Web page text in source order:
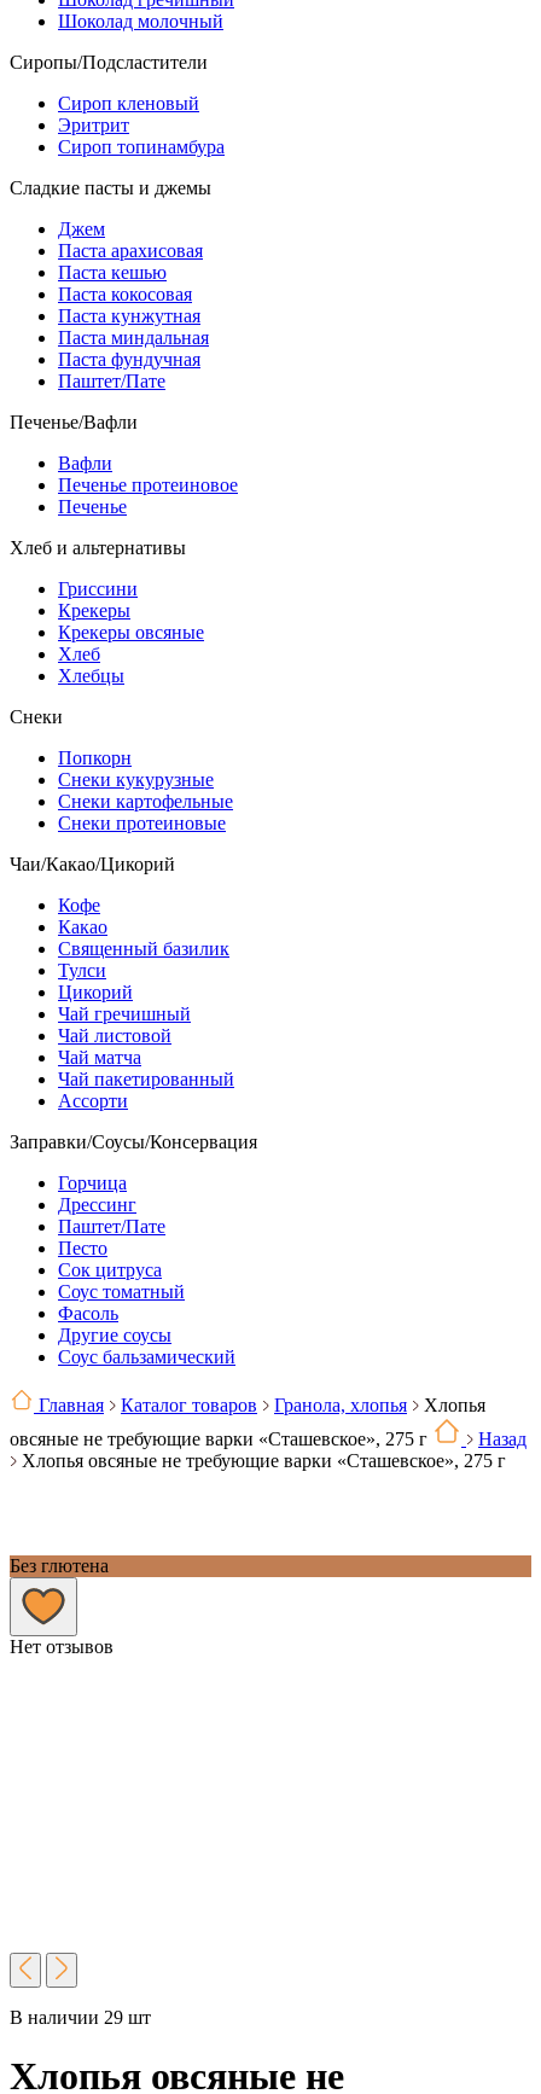
Шоколад молочный
Сиропы/Подсластители
Сироп кленовый
Эритрит
Сироп топинамбура
Сладкие пасты и джемы
Джем
Паста арахисовая
Паста кешью
Паста кокосовая
Паста кунжутная
Паста миндальная
Паста фундучная
Паштет/Пате
Печенье/Вафли
Вафли
Печенье протеиновое
Печенье
Хлеб и альтернативы
Гриссини
Крекеры
Крекеры овсяные
Хлеб
Хлебцы
Снеки
Попкорн
Снеки кукурузные
Снеки картофельные
Снеки протеиновые
Чаи/Какао/Цикорий
Кофе
Какао
Священный базилик
Тулси
Цикорий
Чай гречишный
Чай листовой
Чай матча
Чай пакетированный
Ассорти
Заправки/Соусы/Консервация
Горчица
Дрессинг
Паштет/Пате
Песто
Сок цитруса
Соус томатный
Фасоль
Другие соусы
Соус бальзамический
Главная Каталог товаров Гранола, хлопья
Хлопья
овсяные не требующие варки «Сташевское», 275 г
Назад
Хлопья овсяные не требующие варки «Сташевское», 275 г
Без глютена
Нет отзывов
В наличии 29 шт
Хлопья овсяные не